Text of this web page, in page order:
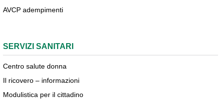
AVCP adempimenti
SERVIZI SANITARI
Centro salute donna
Il ricovero – informazioni
Modulistica per il cittadino